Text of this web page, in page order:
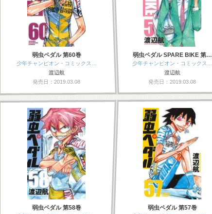
弱虫ペダル 第60巻
少年チャンピオン・コミックス…
渡辺航
発売日：2019.03.08
弱虫ペダル SPARE BIKE 第…
少年チャンピオン・コミックス…
渡辺航
発売日：2019.03.08
弱虫ペダル 第58巻 弱虫ペダル 第57巻